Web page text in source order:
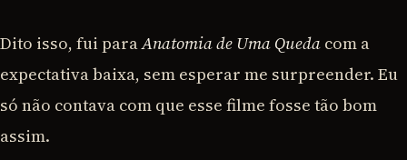
Dito isso, fui paraAnatomia de Uma Queda com a
expectativa baixa, sem esperar me surpreender. Eu
só não contava com que esse filme fosse tão bom
assim.